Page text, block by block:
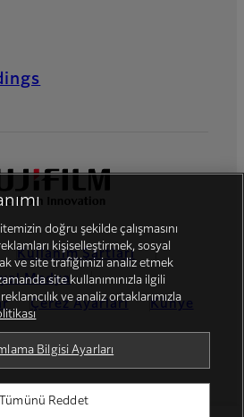
Kullanım Şartları
Medya
Çerez Ayarları Künye
A.S.
doğru şekilde çalışmasını
kişiselleştirmek, sosyal
ve site trafiğimizi analiz etmek
site kullanımınızla ilgili
ve analiz ortaklarımızla
Bilgisi Ayarları
Tümünü Reddet